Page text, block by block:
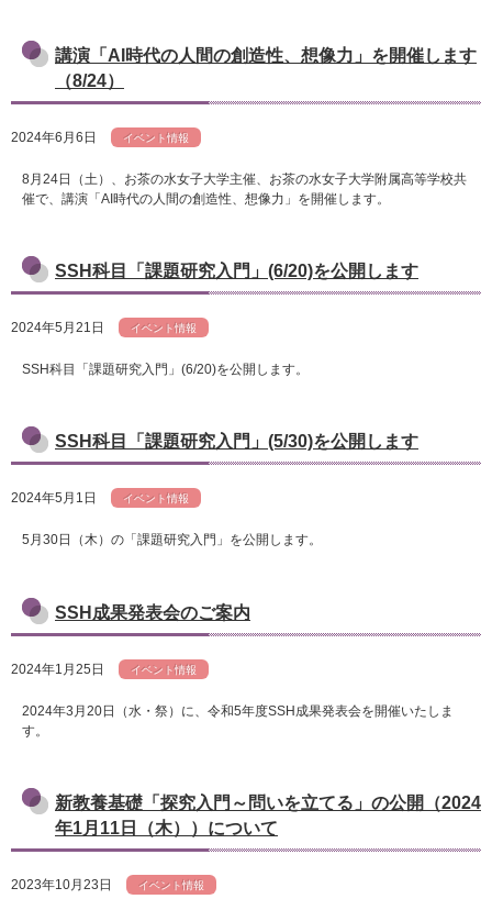
講演「AI時代の人間の創造性、想像力」を開催します
（8/24）
2024年6月6日 イベント情報
8月24日（土）、お茶の水女子大学主催、お茶の水女子大学附属高等学校共
催で、講演「AI時代の人間の創造性、想像力」を開催します。
SSH科目「課題研究入門」(6/20)を公開します
2024年5月21日 イベント情報
SSH科目「課題研究入門」(6/20)を公開します。
SSH科目「課題研究入門」(5/30)を公開します
2024年5月1日 イベント情報
5月30日（木）の「課題研究入門」を公開します。
SSH成果発表会のご案内
2024年1月25日 イベント情報
2024年3月20日（水・祭）に、令和5年度SSH成果発表会を開催いたしま
す。
新教養基礎「探究入門～問いを立てる」の公開（2024
年1月11日（木））について
2023年10月23日 イベント情報